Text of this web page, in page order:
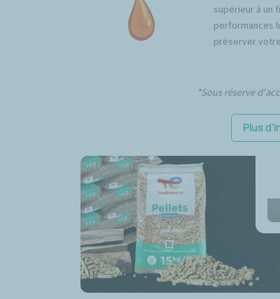
supérieur à un
performances
préserver
*Sous réserve
Plus